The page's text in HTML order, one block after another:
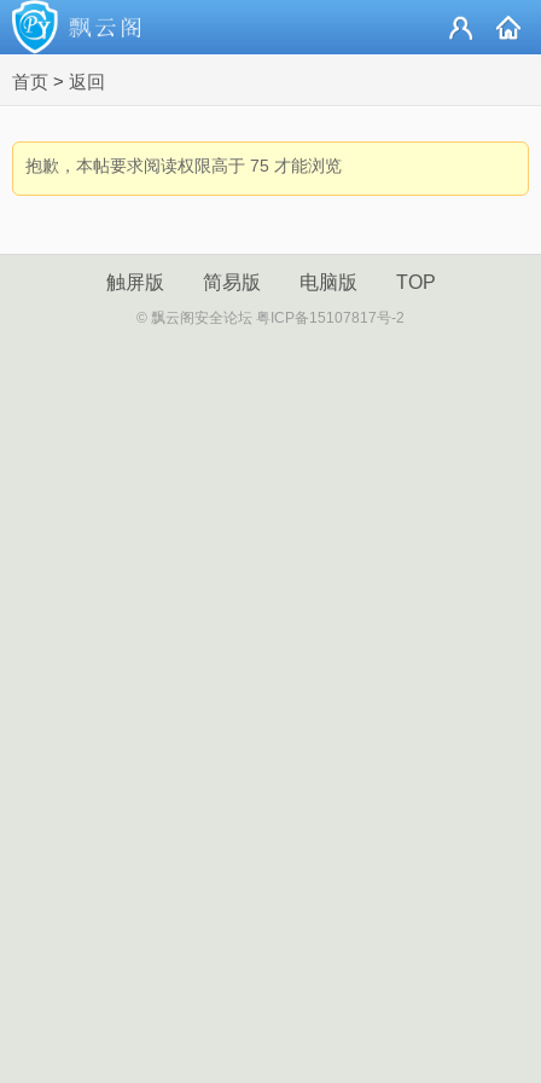
首页 > 返回
抱歉，本帖要求阅读权限高于 75 才能浏览
触屏版 简易版 电脑版 TOP
© 飘云阁安全论坛 粤ICP备15107817号-2